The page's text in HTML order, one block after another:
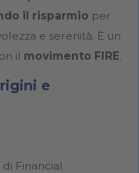
il risparmio per
e serenità. È un
il movimento FIRE.
e
Financial